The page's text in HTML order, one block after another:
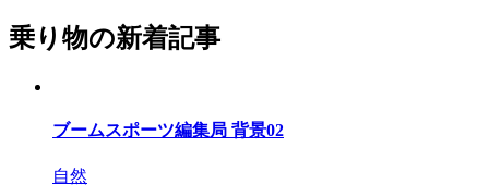
乗り物の新着記事
ブームスポーツ編集局 背景02
自然